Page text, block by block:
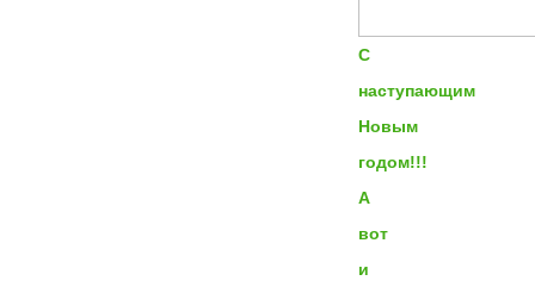
С
наступающим
Новым
годом!!!
А
вот
и